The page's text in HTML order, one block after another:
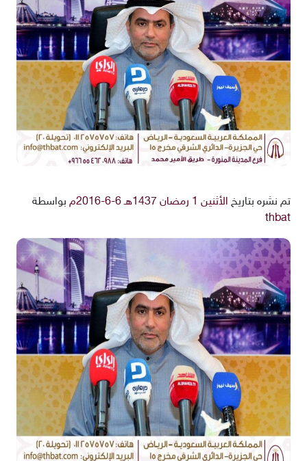
تم نشره بتاريخ الأثنين 1 رمضان 1437هـ 6-6-2016م
بواسطة
thbat